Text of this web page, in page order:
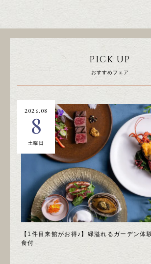
PICK UP
おすすめフェア
【1件目来館がお得♪】緑溢れるガーデン体
食付
2026.08
8
土曜日